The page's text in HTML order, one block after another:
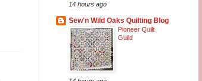
14 hours ago
Sew'n Wild Oaks Quilting Blog
Pioneer Quilt
Guild